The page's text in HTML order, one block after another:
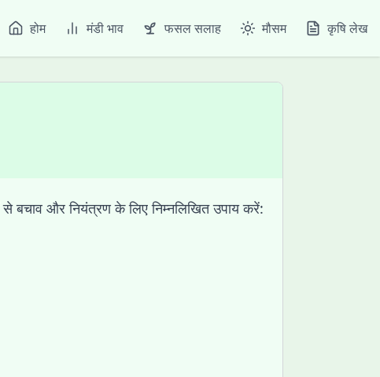
होम मंडी भाव फसल सलाह मौसम कृषि लेख
बचाव और नियंत्रण के लिए निम्नलिखित उपाय करें: